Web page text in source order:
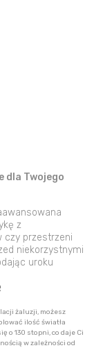
dla Twojego
z
czy przestrzeni
niekorzystnymi
uroku
żaluzji, możesz
ilość światła
o 130 stopni, co daje Ci
w zależności od